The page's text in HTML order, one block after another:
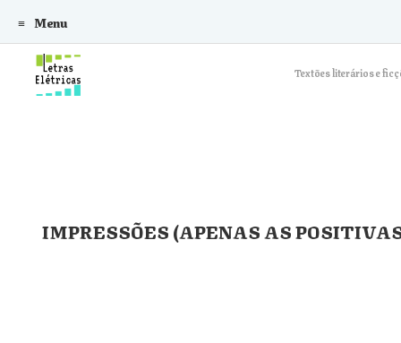
Textões literários e
Menu
Skip to content
IMPRESSÕES (APENAS AS